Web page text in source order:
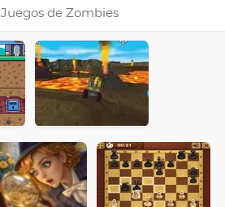
Juegos de Zombies